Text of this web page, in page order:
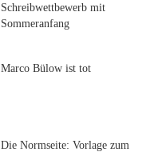
Schreibwettbewerb mit
Sommeranfang
Marco Bülow ist tot
Die Normseite: Vorlage zum